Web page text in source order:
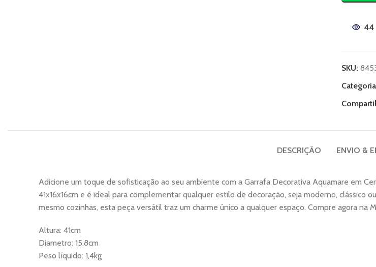
44
SKU:
DESCRIÇÃO ENVIO &
Adicione um toque de sofisticação ao seu ambiente com a Garrafa Decorativa Aquamare em
41x16x16cm e é ideal para complementar qualquer estilo de decoração, seja moderno, clássico
mesmo cozinhas, esta peça versátil traz um charme único a qualquer espaço. Compre agora na
Altura: 41cm
Diametro: 15,8cm
Peso líquido: 1,4kg